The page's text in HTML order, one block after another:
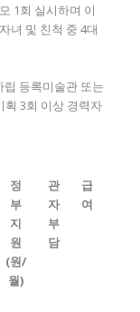
1회 실시하며 이
녀 및 친척 중 4대
립 등록미술관 또는
획 3회 이상 경력자
정
부
지
원
(원/
월)
관
자
부
담
급
여